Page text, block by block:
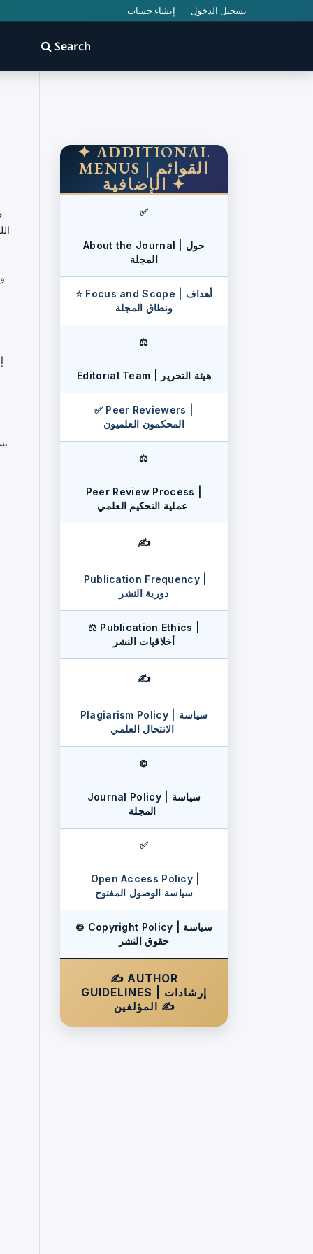
Search
إنشاء حساب تسجيل الدخول
✦ ADDITIONAL
MENUS | القوائم
الإضافية ✦
✅
About the Journal | حول
المجلة
⭐ Focus and Scope | أهداف
ونطاق المجلة
⚖️
Editorial Team | هيئة التحرير
✅ Peer Reviewers |
المحكمون العلميون
⚖️
Peer Review Process |
✍️
Publication Frequency |
دورية النشر
⚖️ Publication Ethics |
أخلاقيات النشر
✍️
Plagiarism Policy | سياسة
©️
Journal Policy | سياسة
✅
Open Access Policy |
سياسة الوصول المفتوح
©️ Copyright Policy | سياسة
حقوق النشر
✍️ AUTHOR
GUIDELINES | إرشادات
المؤلفين ✍️